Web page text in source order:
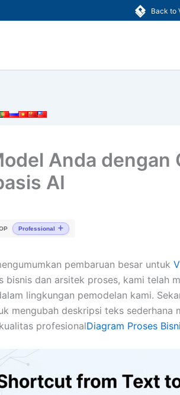
Back to
Anda dengan
AI
Professional
pembaruan besar untuk
bisnis dan arsitek proses, kami telah
lingkungan pemodelan kami.
mengubah deskripsi teks sederhana
profesionalDiagram Proses